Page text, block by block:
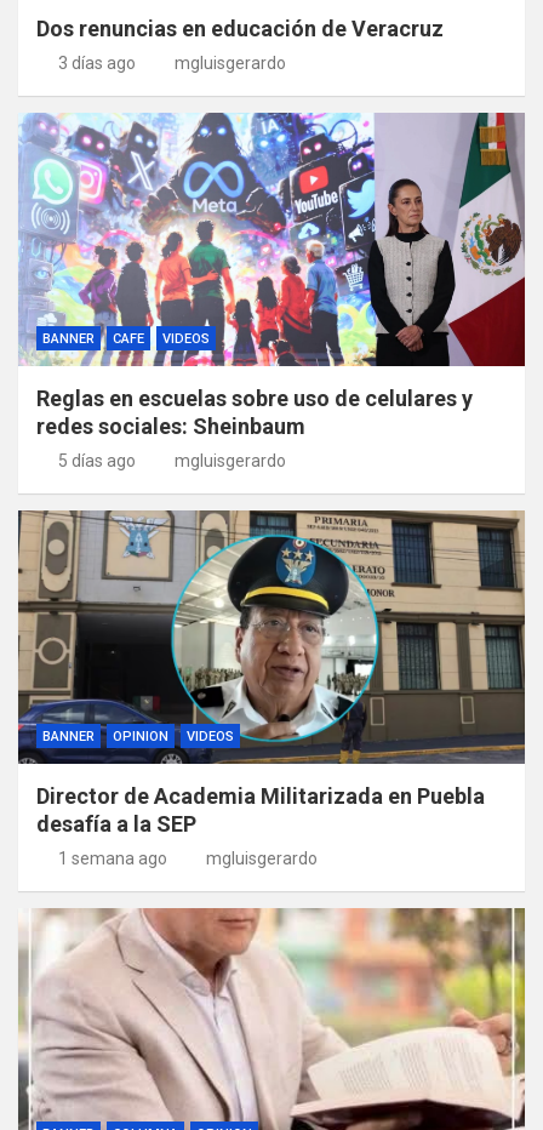
Dos renuncias en educación de Veracruz
3 días ago mgluisgerardo
BANNER CAFE VIDEOS
Reglas en escuelas sobre uso de celulares y
redes sociales: Sheinbaum
5 días ago mgluisgerardo
BANNER OPINION VIDEOS
Director de Academia Militarizada en Puebla
desafía a la SEP
1 semana ago mgluisgerardo